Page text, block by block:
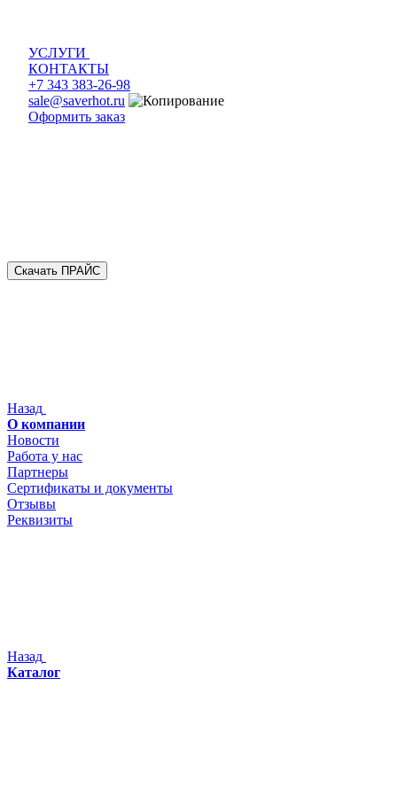
УСЛУГИ
КОНТАКТЫ
+7 343 383-26-98
sale@saverhot.ru
Оформить заказ
Скачать ПРАЙС
Назад
О компании
Новости
Работа у нас
Партнеры
Сертификаты и документы
Отзывы
Реквизиты
Назад
Каталог